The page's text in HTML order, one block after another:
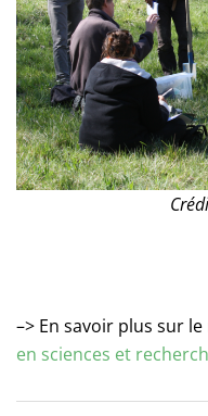
–> En savoir plus sur le
en sciences et